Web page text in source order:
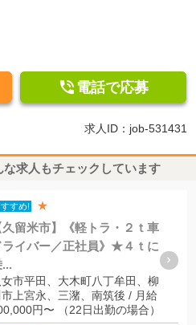
 電話で応募
求人ID：job-531431
求人もチェックしています
すめ! ★
久留米市】《軽トラ・２ｔ車
ライバー／正社員》★４ｔに
女市平田、大木町八丁牟田、柳
市上宮永、三潴、南筑後 / 月給
円〜 （22日出勤の場合）